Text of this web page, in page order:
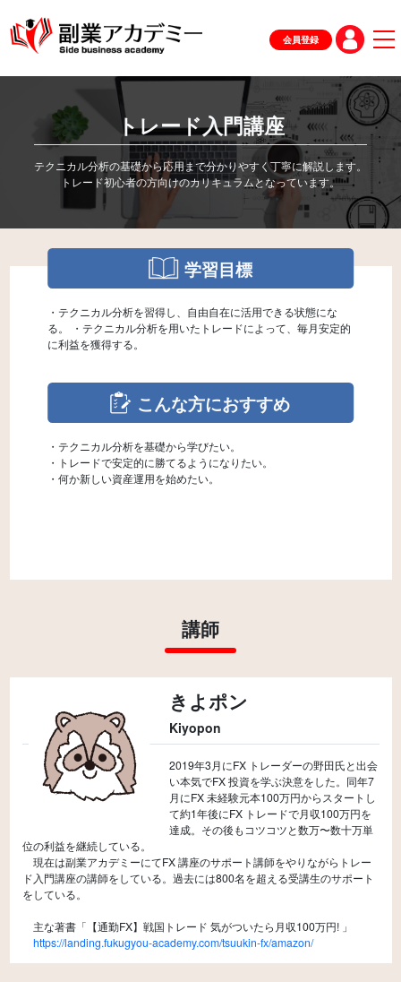
会員登録
トレード入門講座
テクニカル分析の基礎から応用まで分かりやすく丁寧に解説します。
学習目標
・テクニカル分析を習得し、自由自在に活用できる状態にな
る。 ・テクニカル分析を用いたトレードによって、毎月安定的
に利益を獲得する。
こんな方におすすめ
・テクニカル分析を基礎から学びたい。
・トレードで安定的に勝てるようになりたい。
講師
きよポン
Kiyopon
2019年3月にFX トレーダーの野田氏と出会
い本気でFX 投資を学ぶ決意をした。同年7
月にFX 未経験元本100万円からスタートし
て約1年後にFX トレードで月収100万円を
達成。その後もコツコツと数万〜数十万単
位の利益を継続している。
現在は副業アカデミーにてFX 講座のサポート講師をやりながらトレー
ド入門講座の講師をしている。過去には800名を超える受講生のサポート
をしている。
主な著書「【通勤FX】戦国トレード 気がついたら月収100万円! 」
https://landing.fukugyou-academy.com/tsuukin-fx/amazon/